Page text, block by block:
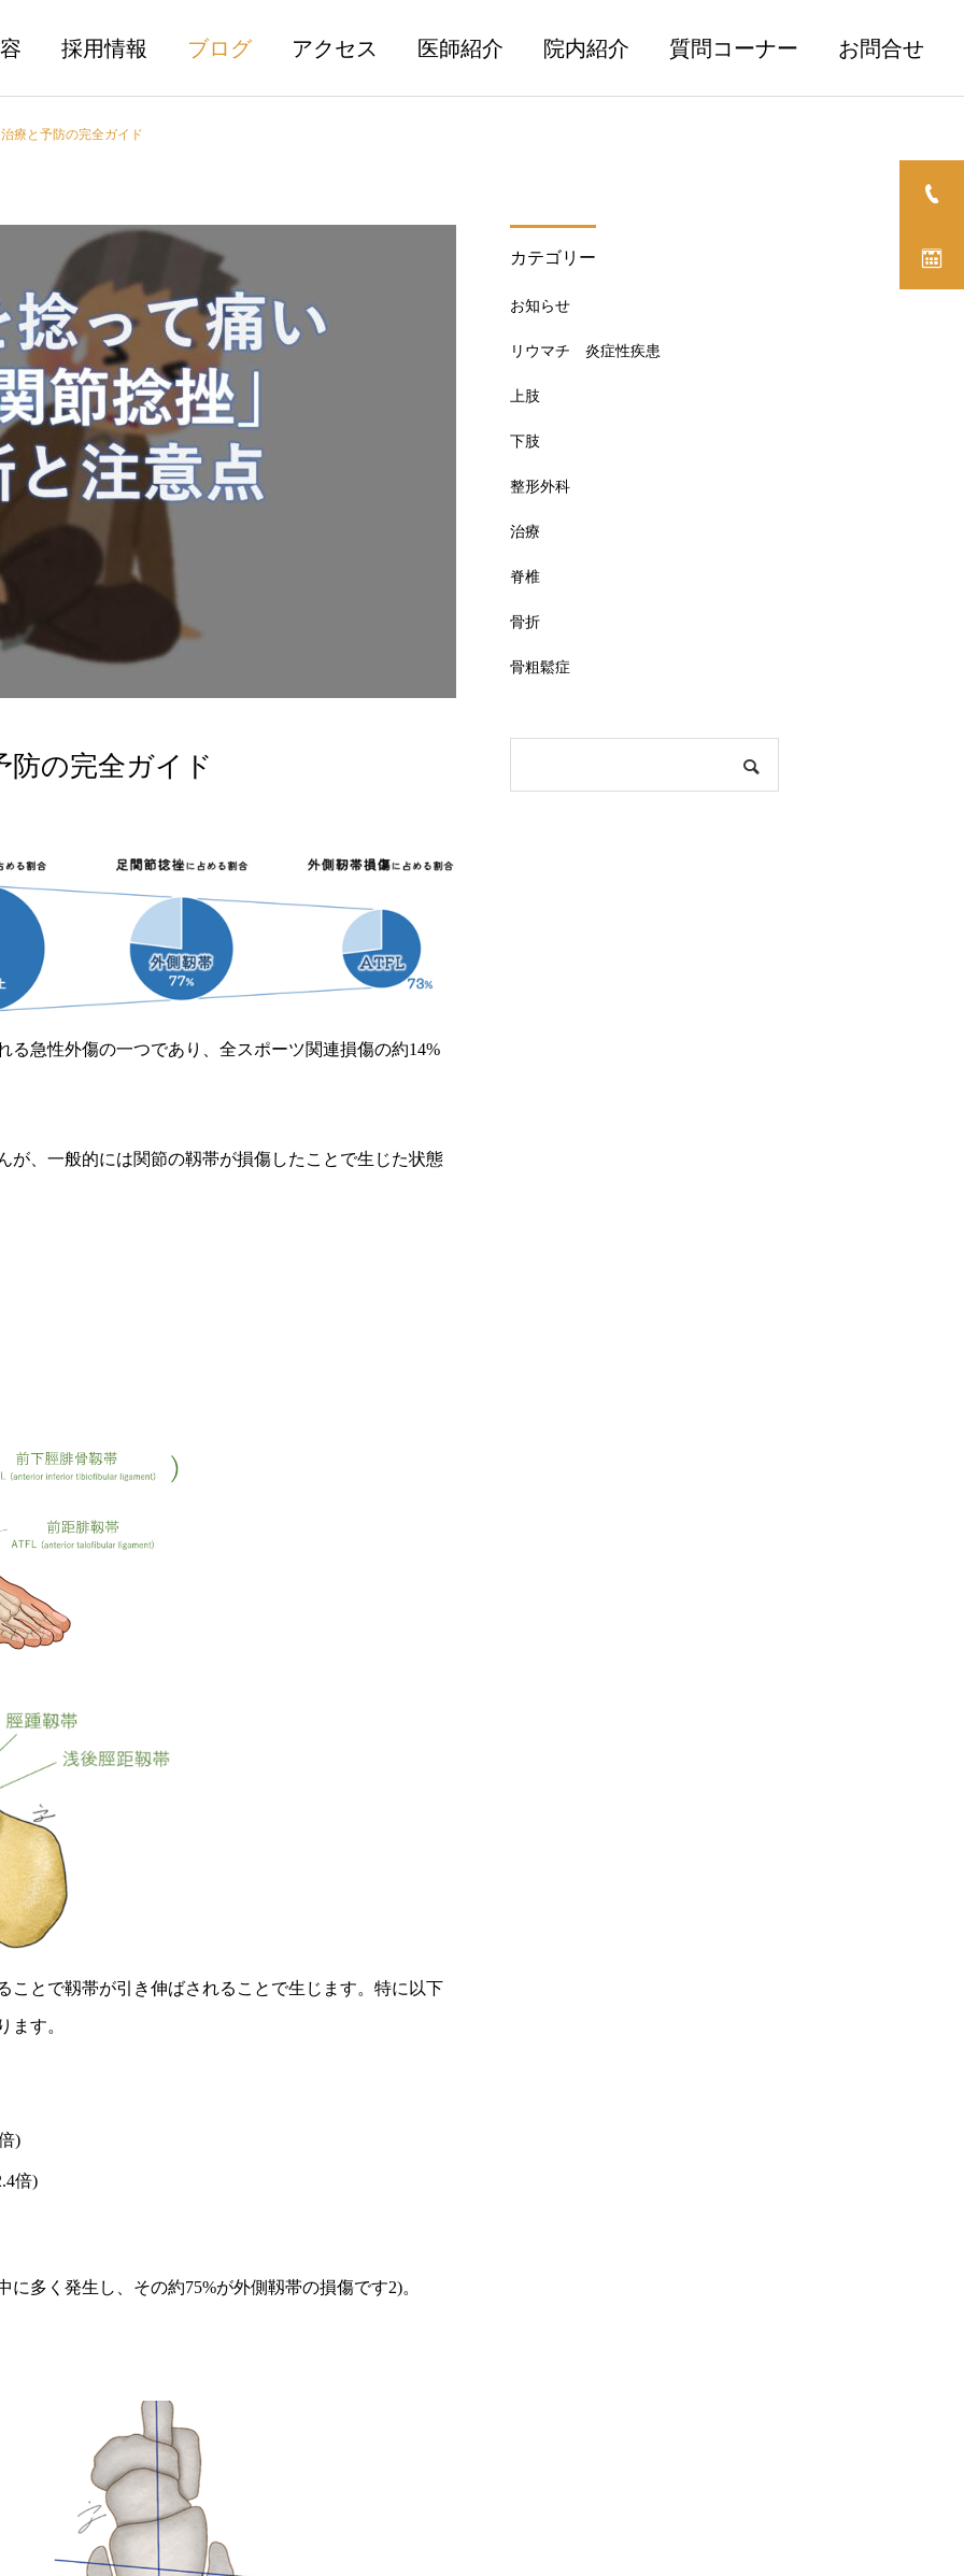
採用情報 ブログ アクセス 医師紹介 院内紹介 質問コーナー お問合せ
腰椎分離症とは？
【骨粗鬆症治療薬】ロモソ
めの食事・栄養～骨太を目
指して～
療と予防の完全ガイド
防の完全ガイド
る急性外傷の一つであり、全スポーツ関連損傷の約14%
が、一般的には関節の靱帯が損傷したことで生じた状態
ことで靱帯が引き伸ばされることで生じます。特に以下
ます。
)
倍)
多く発生し、その約75%が外側靱帯の損傷です2)。
カテゴリー
お知らせ
リウマチ 炎症性疾患
上肢
下肢
整形外科
治療
脊椎
骨折
骨粗鬆症